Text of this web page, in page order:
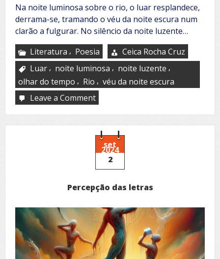
Na noite luminosa sobre o rio, o luar resplandece,
derrama-se, tramando o véu da noite escura num
clarão a fulgurar. No silêncio da noite luzente…
Literatura , Poesia
Ceica Rocha Cruz
Luar , noite luminosa , noite luzente ,
olhar do tempo , Rio , véu da noite escura
Leave a Commenton
ao
luar
set
2024
2
Percepção das letras